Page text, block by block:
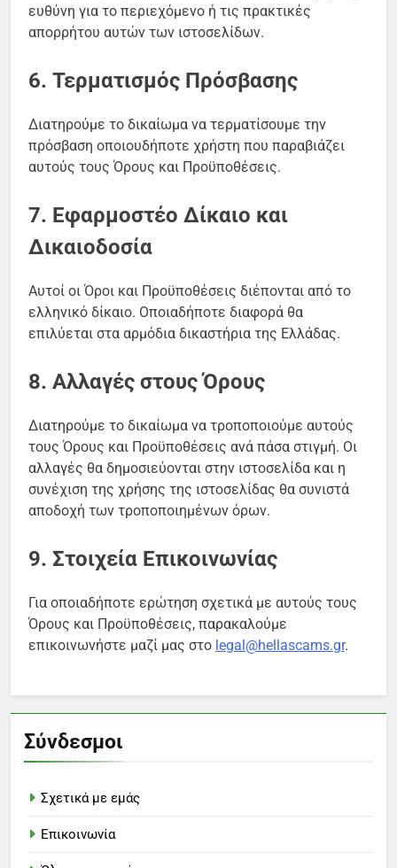
ευθύνη για το περιεχόμενο ή τις πρακτικές
απορρήτου αυτών των ιστοσελίδων.
6. Τερματισμός Πρόσβασης
Διατηρούμε το δικαίωμα να τερματίσουμε την
πρόσβαση οποιουδήποτε χρήστη που παραβιάζει
αυτούς τους Όρους και Προϋποθέσεις.
7. Εφαρμοστέο Δίκαιο και
Δικαιοδοσία
Αυτοί οι Όροι και Προϋποθέσεις διέπονται από το
ελληνικό δίκαιο. Οποιαδήποτε διαφορά θα
επιλύεται στα αρμόδια δικαστήρια της Ελλάδας.
8. Αλλαγές στους Όρους
Διατηρούμε το δικαίωμα να τροποποιούμε αυτούς
τους Όρους και Προϋποθέσεις ανά πάσα στιγμή. Οι
αλλαγές θα δημοσιεύονται στην ιστοσελίδα και η
συνέχιση της χρήσης της ιστοσελίδας θα συνιστά
αποδοχή των τροποποιημένων όρων.
9. Στοιχεία Επικοινωνίας
Για οποιαδήποτε ερώτηση σχετικά με αυτούς τους
Όρους και Προϋποθέσεις, παρακαλούμε
επικοινωνήστε μαζί μας στο legal@hellascams.gr.
Σύνδεσμοι
Σχετικά με εμάς
Επικοινωνία